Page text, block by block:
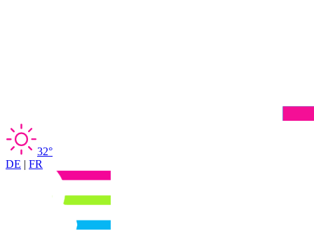
32°
DE | FR